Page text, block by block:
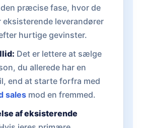
præcise fase, hvor de
eksisterende leverandører
hurtige gevinster.
Det er lettere at sælge
du allerede har en
end at starte forfra med
salesmod en fremmed.
af eksisterende